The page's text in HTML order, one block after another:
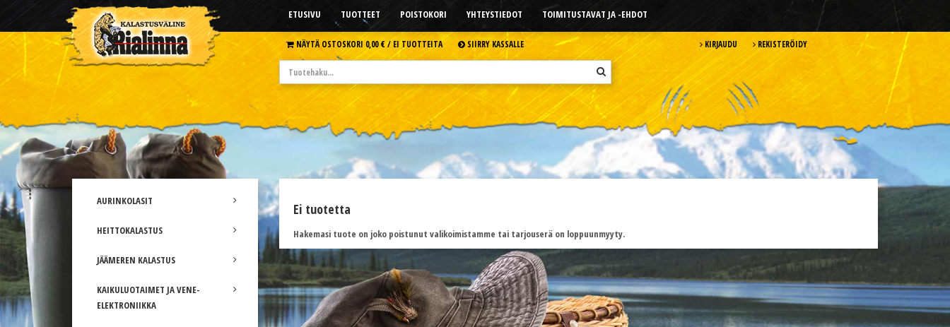
ETUSIVU TUOTTEET POISTOKORI YHTEYSTIEDOT TOIMITUSTAVAT JA -EHDOT
NÄYTÄ OSTOSKORI 0,00 € /EI TUOTTEITA SIIRRY KASSALLE KIRJAUDU REKISTERÖIDY
AURINKOLASIT
HEITTOKALASTUS
JÄÄMEREN KALASTUS
KAIKULUOTAIMET JA VENE-
ELEKTRONIIKKA
Ei tuotetta
Hakemasi tuote on joko poistunut valikoimistamme tai tarjouserä on loppuunmyyty.